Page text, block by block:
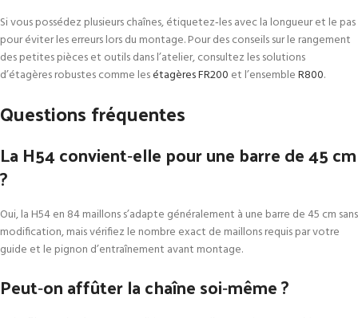
Si vous possédez plusieurs chaînes, étiquetez‑les avec la longueur et le pas
pour éviter les erreurs lors du montage. Pour des conseils sur le rangement
des petites pièces et outils dans l’atelier, consultez les solutions
d’étagères robustes comme lesétagères FR200 et l’ensembleR800.
Questions fréquentes
La H54 convient‑elle pour une barre de 45 cm
?
Oui, la H54 en 84 maillons s’adapte généralement à une barre de 45 cm sans
modification, mais vérifiez le nombre exact de maillons requis par votre
guide et le pignon d’entraînement avant montage.
Peut‑on affûter la chaîne soi‑même ?